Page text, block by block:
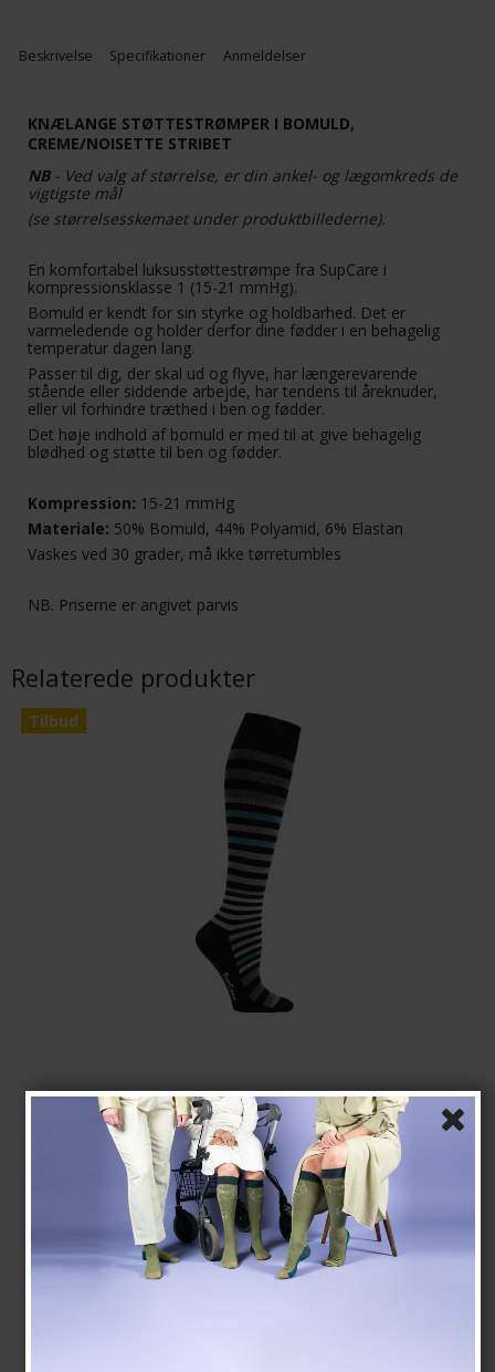
Beskrivelse Specifikationer Anmeldelser
KNÆLANGE STØTTESTRØMPER I BOMULD,
CREME/NOISETTE STRIBET
NB- Ved valg af størrelse, er din ankel- og lægomkreds de
vigtigste mål
(se størrelsesskemaet under produktbillederne).
En komfortabel luksusstøttestrømpe fra SupCare i
kompressionsklasse 1 (15-21 mmHg).
Bomuld er kendt for sin styrke og holdbarhed. Det er
varmeledende og holder derfor dine fødder i en behagelig
temperatur dagen lang.
Passer til dig, der skal ud og flyve, har længerevarende
stående eller siddende arbejde, har tendens til åreknuder,
eller vil forhindre træthed i ben og fødder.
Det høje indhold af bomuld er med til at give behagelig
blødhed og støtte til ben og fødder.
Kompression: 15-21 mmHg
Materiale: 50% Bomuld, 44% Polyamid, 6% Elastan
Vaskes ved 30 grader, må ikke tørretumbles
NB. Priserne er angivet parvis
Relaterede produkter
Tilbud
SupCare Støttestrømper Bomuld, Sort med Multi
1517